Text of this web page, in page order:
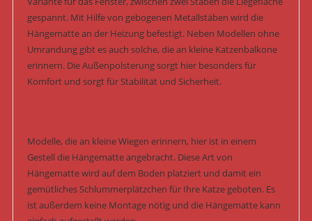
gespannt. Mit Hilfe von gebogenen Metallstäben wird die
Hängematte an der Heizung befestigt. Neben Modellen ohne
Umrandung gibt es auch solche, die an kleine Katzenbalkone
erinnern. Die Außenpolsterung sorgt hier besonders für
Komfort und sorgt für Stabilität und Sicherheit.
Modelle, die an kleine Wiegen erinnern, hier ist in einem
Gestell die Hängematte angebracht. Diese Art von
Hängematte wird auf dem Boden platziert und damit ein
gemütliches Schlummerplätzchen für Ihre Katze geboten. Es
ist außerdem keine Montage nötig und die Hängematte kann